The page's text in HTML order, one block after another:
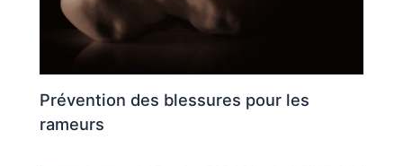
Prévention des blessures pour les
rameurs